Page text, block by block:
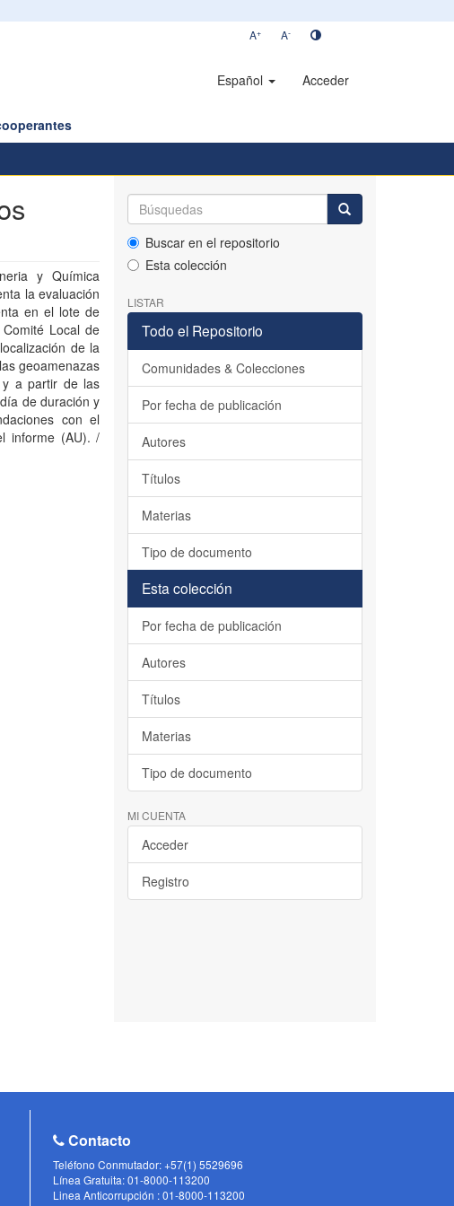
A+ A-
Español Acceder
y Química
la evaluación
en el lote de
Local de
de la
geoamenazas
a partir de las
de duración y
con el
informe (AU). /
Buscar en el repositorio
Esta colección
LISTAR
Todo el Repositorio
Comunidades & Colecciones
Por fecha de publicación
Autores
Títulos
Materias
Tipo de documento
Esta colección
Por fecha de publicación
Autores
Títulos
Materias
Tipo de documento
MI CUENTA
Acceder
Registro
Contacto
Teléfono Conmutador: +57(1) 5529696
Línea Gratuita: 01-8000-113200
Linea Anticorrupción : 01-8000-113200